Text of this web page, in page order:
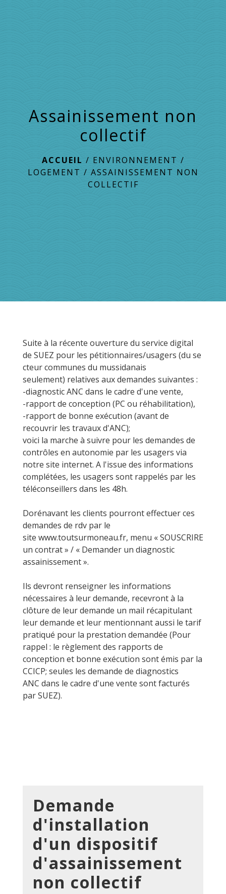
Assainissement non
collectif
ACCUEIL / ENVIRONNEMENT /
LOGEMENT / ASSAINISSEMENT NON
COLLECTIF
Suite à la récente ouverture du service digital
de SUEZ pour les pétitionnaires/usagers (du se
cteur communes du mussidanais
seulement) relatives aux demandes suivantes :
-diagnostic ANC dans le cadre d'une vente,
-rapport de conception (PC ou réhabilitation),
-rapport de bonne exécution (avant de
recouvrir les travaux d'ANC);
voici la marche à suivre pour les demandes de
contrôles en autonomie par les usagers via
notre site internet. A l'issue des informations
complétées, les usagers sont rappelés par les
téléconseillers dans les 48h.
Dorénavant les clients pourront effectuer ces
demandes de rdv par le
site www.toutsurmoneau.fr, menu « SOUSCRIRE
un contrat » / « Demander un diagnostic
assainissement ».
Ils devront renseigner les informations
nécessaires à leur demande, recevront à la
clôture de leur demande un mail récapitulant
leur demande et leur mentionnant aussi le tarif
pratiqué pour la prestation demandée (Pour
rappel : le règlement des rapports de
conception et bonne exécution sont émis par la
CCICP; seules les demande de diagnostics
ANC dans le cadre d'une vente sont facturés
par SUEZ).
Demande
d'installation
d'un dispositif
d'assainissement
non collectif